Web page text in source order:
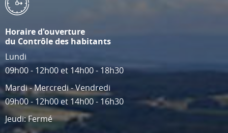
Horaire d'ouverture
du Contrôle des habitants
Lundi
09h00 - 12h00 et 14h00 - 18h30
Mardi - Mercredi - Vendredi
09h00 - 12h00 et 14h00 - 16h30
Jeudi: Fermé